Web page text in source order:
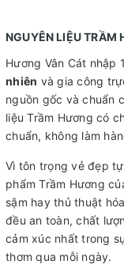
NGUYÊN LIỆU TRẦM
Hương Vân Cát nhập
nhiên và gia công
nguồn gốc và chuẩn
liệu Trầm Hương có
chuẩn, không làm
Vì tôn trọng vẻ đẹp
phẩm Trầm Hương
sậm hay thủ thuật
đều an toàn, chất
cảm xúc nhất trong
thơm qua mỗi ngày.